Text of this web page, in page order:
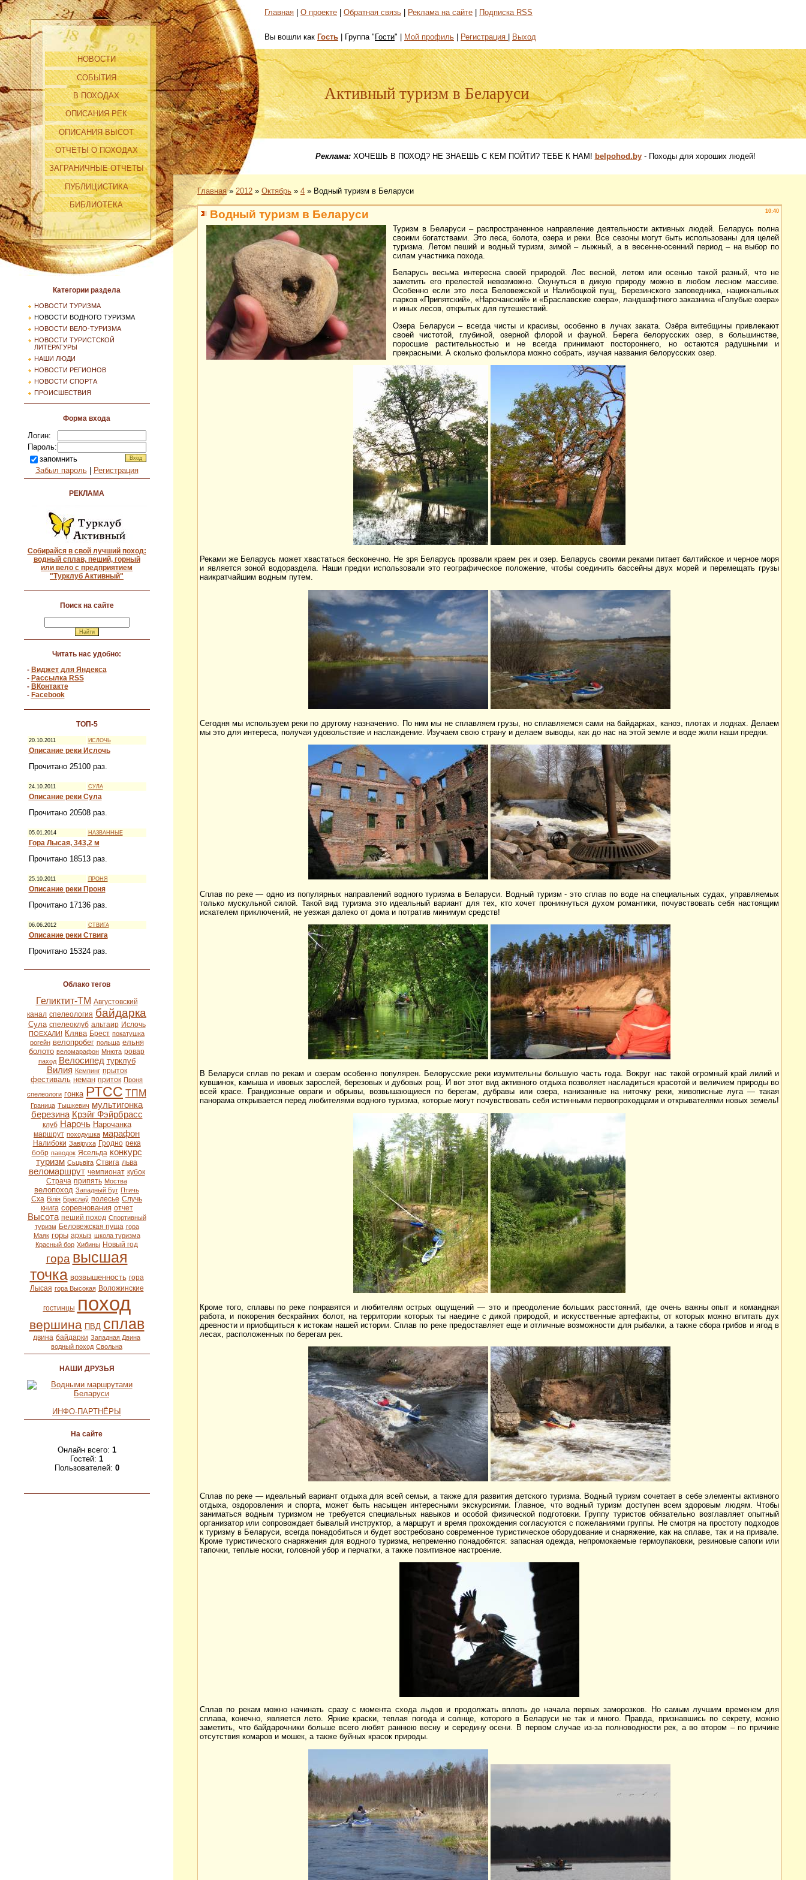
НОВОСТИ
СОБЫТИЯ
В ПОХОДАХ
ОПИСАНИЯ РЕК
ОПИСАНИЯ ВЫСОТ
ОТЧЕТЫ О ПОХОДАХ
ЗАГРАНИЧНЫЕ ОТЧЕТЫ
ПУБЛИЦИСТИКА
БИБЛИОТЕКА
Категории раздела
НОВОСТИ ТУРИЗМА
НОВОСТИ ВОДНОГО ТУРИЗМА
НОВОСТИ ВЕЛО-ТУРИЗМА
НОВОСТИ ТУРИСТСКОЙ
ЛИТЕРАТУРЫ
НАШИ ЛЮДИ
НОВОСТИ РЕГИОНОВ
НОВОСТИ СПОРТА
ПРОИСШЕСТВИЯ
Форма входа
Логин:
Пароль:
запомнить
Забыл пароль| Регистрация
РЕКЛАМА
Собирайся в свой лучший поход:
водный сплав, пеший, горный
или вело с предприятием
"Турклуб Активный"
Поиск на сайте
Читать нас удобно:
- Виджет для Яндекса
- Рассылка RSS
- ВКонтакте
- Facebook
ТОП-5
20.10.2011 ИСЛОЧЬ
Описание реки Ислочь
Прочитано 25100 раз.
24.10.2011 СУЛА
Описание реки Сула
Прочитано 20508 раз.
05.01.2014 НАЗВАННЫЕ
Гора Лысая, 343,2 м
Прочитано 18513 раз.
25.10.2011 ПРОНЯ
Описание реки Проня
Прочитано 17136 раз.
06.06.2012 СТВИГА
Описание реки Ствига
Прочитано 15324 раз.
Облако тегов
Геликтит-ТМ Августовский
канал спелеология байдарка
Сула спелеоклуб альтаир Ислочь
ПОЕХАЛИ! Клява Брест покатушка
рогейн велопробег польша ельня
болото веломарафон Мнюта ровар
паход Велосипед турклуб
Вилия Кемпинг прыток
фестиваль неман приток Проня
спелеологи гонка РТСС ТПМ
Граница Тышкевич мультигонка
березина Крэйг Фэйрбрасс
клуб Нарочь Нарочанка
маршрут походушка марафон
Налибоки Завіруха Гродно река
бобр паводок Ясельда конкурс
туризм Сьцьвіга Ствига льва
веломаршрут чемпионат кубок
Страча припять Моства
велопоход Западный Буг Птичь
Сха Вілія Браслаў полесье Случь
книга соревнования отчет
Высота пеший поход Спортивный
туризм Беловежская пуща гора
Маяк горы архыз школа туризма
Красный бор Хибины Новый год
гора высшая
точка возвышенность гора
Лысая гора Высокая Воложинские
гостинцы поход
вершина ПВД сплав
двина байдарки Западная Двина
водный поход Свольна
НАШИ ДРУЗЬЯ
ИНФО-ПАРТНЁРЫ
На сайте
Онлайн всего: 1
Гостей: 1
Пользователей: 0
Главная О проекте Обратная связь Реклама на сайте Подписка RSS
Вы вошли как Гость | Группа " Гости" | Мой профиль Регистрация Выход
Активный туризм в Беларуси
Реклама: ХОЧЕШЬ В ПОХОД? НЕ ЗНАЕШЬ С КЕМ ПОЙТИ? ТЕБЕ К НАМ! belpohod.by- Походы для хороших людей!
Главная» 2012 » Октябрь » 4 » Водный туризм в Беларуси
10:40
Водный туризм в Беларуси
Туризм в Беларуси – распространенное направление деятельности активных людей. Беларусь полна
своими богатствами. Это леса, болота, озера и реки. Все сезоны могут быть использованы для целей
туризма. Летом пеший и водный туризм, зимой – лыжный, а в весенне-осенний период – на выбор по
силам участника похода.
Беларусь весьма интересна своей природой. Лес весной, летом или осенью такой разный, что не
заметить его прелестей невозможно. Окунуться в дикую природу можно в любом лесном массиве.
Особенно если это леса Беловежской и Налибоцкой пущ, Березинского заповедника, национальных
парков «Припятский», «Нарочанский» и «Браславские озера», ландшафтного заказника «Голубые озера»
и иных лесов, открытых для путешествий.
Озера Беларуси – всегда чисты и красивы, особенно в лучах заката. Озёра витебщины привлекают
своей чистотой, глубиной, озерной флорой и фауной. Берега белорусских озер, в большинстве,
поросшие растительностью и не всегда принимают постороннего, но остаются радушными и
прекрасными. А сколько фольклора можно собрать, изучая названия белорусских озер.
Реками же Беларусь может хвастаться бесконечно. Не зря Беларусь прозвали краем рек и озер. Беларусь своими реками питает балтийское и черное моря
и является зоной водораздела. Наши предки использовали это географическое положение, чтобы соединить бассейны двух морей и перемещать грузы
наикратчайшим водным путем.
Сегодня мы используем реки по другому назначению. По ним мы не сплавляем грузы, но сплавляемся сами на байдарках, каноэ, плотах и лодках. Делаем
мы это для интереса, получая удовольствие и наслаждение. Изучаем свою страну и делаем выводы, как до нас на этой земле и воде жили наши предки.
Сплав по реке — одно из популярных направлений водного туризма в Беларуси. Водный туризм - это сплав по воде на специальных судах, управляемых
только мускульной силой. Такой вид туризма это идеальный вариант для тех, кто хочет проникнуться духом романтики, почувствовать себя настоящим
искателем приключений, не уезжая далеко от дома и потратив минимум средств!
В Беларуси сплав по рекам и озерам особенно популярен. Белорусские реки изумительны большую часть года. Вокруг нас такой огромный край лилий и
кувшинок, камыша и ивовых зарослей, березовых и дубовых рощ. И вот этот вид активного отдыха позволяет насладиться красотой и величием природы во
всей красе. Грандиозные овраги и обрывы, возвышающиеся по берегам, дубравы или озера, нанизанные на ниточку реки, живописные луга — такая
панорама открывается перед любителями водного туризма, которые могут почувствовать себя истинными первопроходцами и открывателями новых земель!
Кроме того, сплавы по реке понравятся и любителям острых ощущений — это и преодоление больших расстояний, где очень важны опыт и командная
работа, и покорения бескрайних болот, на территории которых ты наедине с дикой природой, и искусственные артефакты, от которых можно впитать дух
древности и приобщиться к истокам нашей истории. Сплав по реке предоставляет еще и отличные возможности для рыбалки, а также сбора грибов и ягод в
лесах, расположенных по берегам рек.
Сплав по реке — идеальный вариант отдыха для всей семьи, а также для развития детского туризма. Водный туризм сочетает в себе элементы активного
отдыха, оздоровления и спорта, может быть насыщен интересными экскурсиями. Главное, что водный туризм доступен всем здоровым людям. Чтобы
заниматься водным туризмом не требуется специальных навыков и особой физической подготовки. Группу туристов обязательно возглавляет опытный
организатор или сопровождает бывалый инструктор, а маршрут и время прохождения согласуются с пожеланиями группы. Не смотря на простоту подходов
к туризму в Беларуси, всегда понадобиться и будет востребовано современное туристическое оборудование и снаряжение, как на сплаве, так и на привале.
Кроме туристического снаряжения для водного туризма, непременно понадобятся: запасная одежда, непромокаемые гермоупаковки, резиновые сапоги или
тапочки, теплые носки, головной убор и перчатки, а также позитивное настроение.
Сплав по рекам можно начинать сразу с момента схода льдов и продолжать вплоть до начала первых заморозков. Но самым лучшим временем для
сплава, конечно, является лето. Яркие краски, теплая погода и солнце, которого в Беларуси не так и много. Правда, признавшись по секрету, можно
заметить, что байдарочники больше всего любят раннюю весну и середину осени. В первом случае из-за полноводности рек, а во втором – по причине
отсутствия комаров и мошек, а также буйных красок природы.